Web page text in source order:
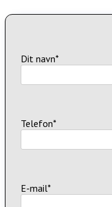
Dit navn*
Telefon*
E-mail*